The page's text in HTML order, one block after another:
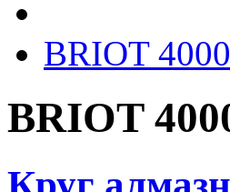
BRIOT 4000
BRIOT